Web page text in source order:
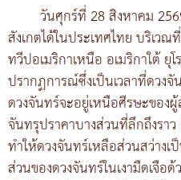
วันศุกร์ที่ 28 สิงหาคม
สังเกตได้ในประเทศไทย บริเว
ทวีปอเมริกาเหนือ อเมริกาใต้ ยุ
ปรากฏการณ์ซึ่งเป็นเวลาที่ดวงจั
ดวงจันทร์จะอยู่เหนือศีรษะของ
จันทรุปราคาบางส่วนที่ลึกถึงรา
ทำให้ดวงจันทร์เหลือส่วนสว่างเ
ส่วนของดวงจันทร์ในเงามืดเจื